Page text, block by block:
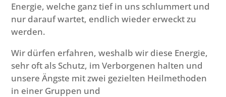
Energie, welche ganz tief in uns schlummert und
nur darauf wartet, endlich wieder erweckt zu
werden.
Wir dürfen erfahren, weshalb wir diese Energie,
sehr oft als Schutz, im Verborgenen halten und
unsere Ängste mit zwei gezielten Heilmethoden
in einer Gruppen und